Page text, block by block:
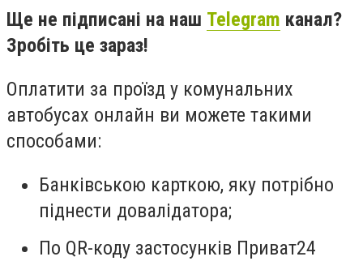
Ще не підписані на наш Telegram канал?
Зробіть це зараз!
Оплатити за проїзд у комунальних
автобусах онлайн ви можете такими
способами:
Банківською карткою, яку потрібно
піднести довалідатора;
По QR-коду застосунків Приват24